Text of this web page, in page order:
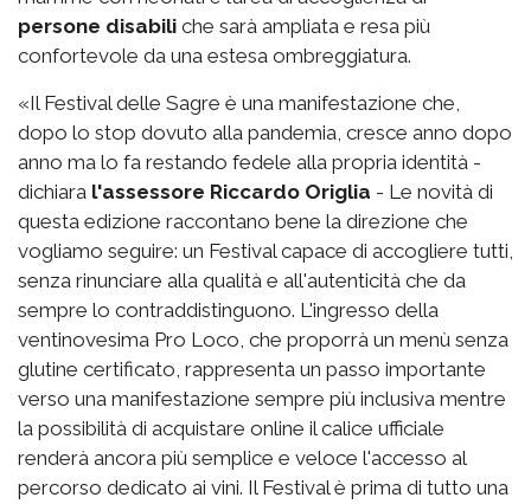
persone disabili che sarà ampliata e resa più
confortevole da una estesa ombreggiatura.
«Il Festival delle Sagre è una manifestazione che,
dopo lo stop dovuto alla pandemia, cresce anno dopo
anno ma lo fa restando fedele alla propria identità -
dichiara l'assessore Riccardo Origlia - Le novità di
questa edizione raccontano bene la direzione che
vogliamo seguire: un Festival capace di accogliere tutti,
senza rinunciare alla qualità e all'autenticità che da
sempre lo contraddistinguono. L'ingresso della
ventinovesima Pro Loco, che proporrà un menù senza
glutine certificato, rappresenta un passo importante
verso una manifestazione sempre più inclusiva mentre
la possibilità di acquistare online il calice ufficiale
renderà ancora più semplice e veloce l'accesso al
percorso dedicato ai vini. Il Festival è prima di tutto una